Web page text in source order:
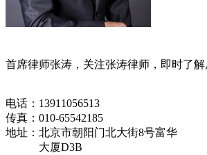
首席律师张涛，关注张涛律师，即时了
电话：13911056513
传真：010-65542185
地址：北京市朝阳门北大街8号富华
大厦D3B